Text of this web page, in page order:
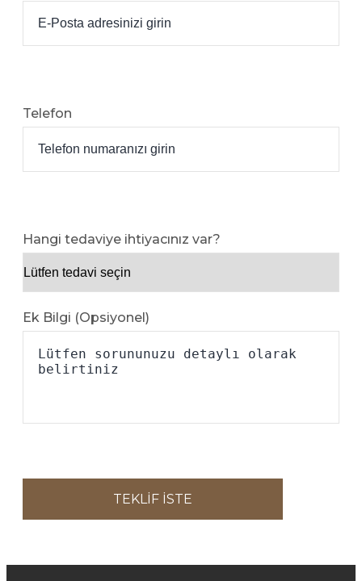
Telefon
Hangi tedaviye ihtiyacınız var?
Ek Bilgi (Opsiyonel)